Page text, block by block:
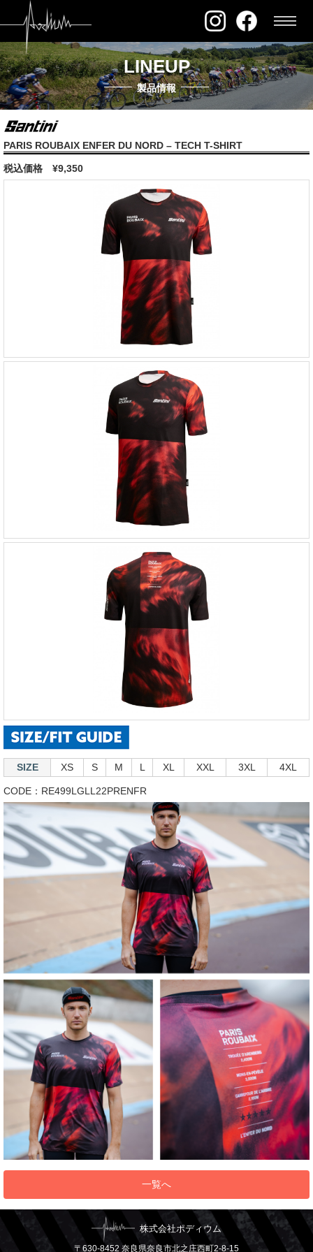
LINEUP
製品情報
PARIS ROUBAIX ENFER DU NORD – TECH T-SHIRT
税込価格 ¥9,350
SIZE XS S M L XL XXL 3XL 4XL
CODE：RE499LGLL22PRENFR
一覧へ
株式会社ポディウム
〒630-8452 奈良県奈良市北之庄西町2-8-15